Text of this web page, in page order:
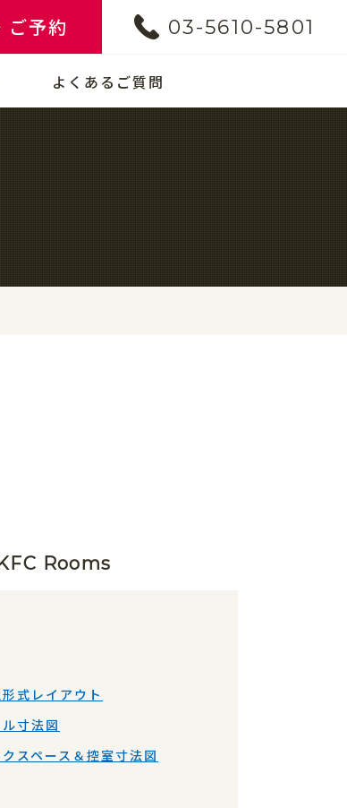
ご予約 03-5610-5801
よくあるご質問
Rooms
式レイアウト
寸法図
スペース＆控室寸法図